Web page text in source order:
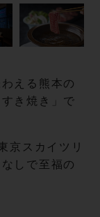
える熊本の
き焼き」で
京スカイツリ
しで至福の